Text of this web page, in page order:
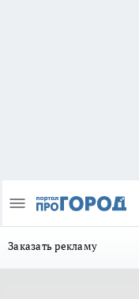
Заказать рекламу